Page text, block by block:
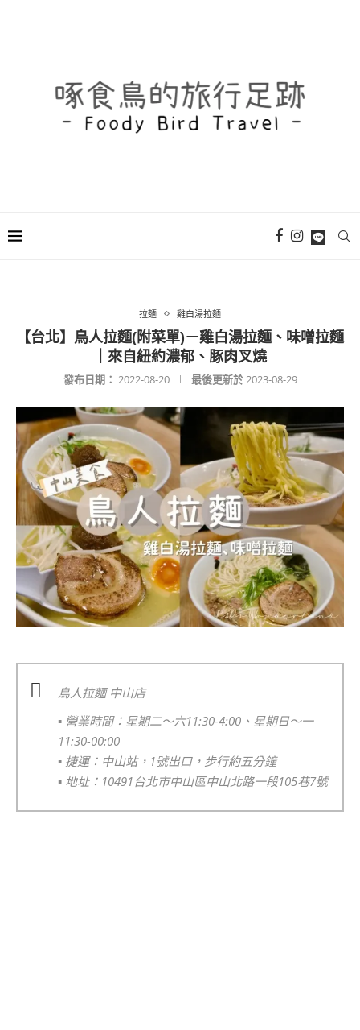
拉麵 雞白湯拉麵
【台北】鳥人拉麵(附菜單)－雞白湯拉麵、味噌拉麵
｜來自紐約濃郁、豚肉叉燒
發布日期： 2022-08-20 最後更新於2023-08-29
鳥人拉麵 中山店
▪️ 營業時間：星期二～六11:30-4:00、星期日～一
11:30-00:00
▪️ 捷運：中山站，1號出口，步行約五分鐘
▪️ 地址：10491台北市中山區中山北路一段105巷7號